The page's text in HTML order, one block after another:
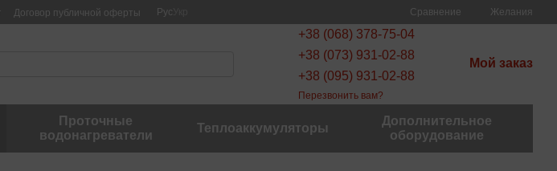
Договор публичной оферты Рус Сравнение Желания
+38 (068) 378-75-04
+38 (073) 931-02-88
+38 (095) 931-02-88
Перезвонить вам?
Мой заказ
Проточные
водонагреватели
Теплоаккумуляторы
Дополнительное
оборудование